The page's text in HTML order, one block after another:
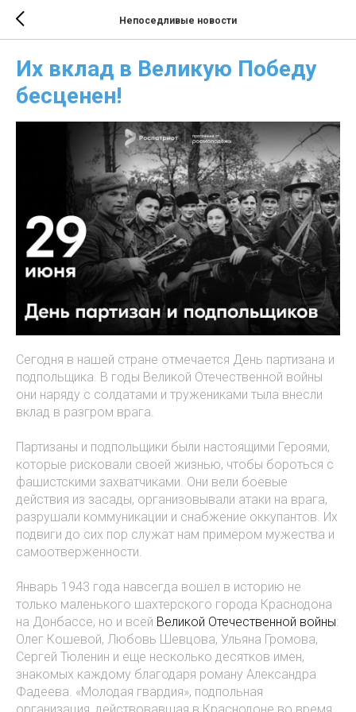
Непоседливые новости
Их вклад в Великую Победу
бесценен!
Сегодня в нашей стране отмечается День партизана и
подпольщика. В годы Великой Отечественной войны
они наряду с солдатами и тружениками тыла внесли
вклад в разгром врага.
Партизаны и подпольщики были настоящими Героями,
которые рисковали своей жизнью, чтобы бороться с
фашистскими захватчиками. Они вели боевые
действия из засады, организовывали атаки на врага,
разрушали коммуникации и снабжение оккупантов. Их
подвиги до сих пор служат нам примером мужества и
самоотверженности.
Январь 1943 года навсегда вошел в историю не
только маленького шахтерского города Краснодона
на Донбассе, но и всей Великой Отечественной войны:
Олег Кошевой, Любовь Шевцова, Ульяна Громова,
Сергей Тюленин и еще несколько десятков имен,
знакомых каждому благодаря роману Александра
Фадеева. «Молодая гвардия», подпольная